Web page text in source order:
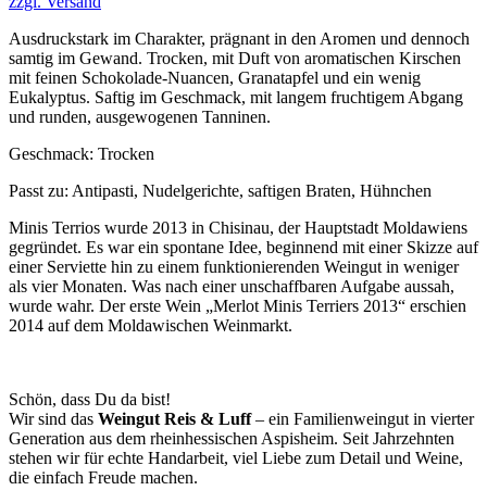
Ausdruckstark im Charakter, prägnant in den Aromen und dennoch
samtig im Gewand. Trocken, mit Duft von aromatischen Kirschen
mit feinen Schokolade-Nuancen, Granatapfel und ein wenig
Eukalyptus. Saftig im Geschmack, mit langem fruchtigem Abgang
und runden, ausgewogenen Tanninen.
Geschmack: Trocken
Passt zu: Antipasti, Nudelgerichte, saftigen Braten, Hühnchen
Minis Terrios wurde 2013 in Chisinau, der Hauptstadt Moldawiens
gegründet. Es war ein spontane Idee, beginnend mit einer Skizze auf
einer Serviette hin zu einem funktionierenden Weingut in weniger
als vier Monaten. Was nach einer unschaffbaren Aufgabe aussah,
wurde wahr. Der erste Wein „Merlot Minis Terriers 2013“ erschien
2014 auf dem Moldawischen Weinmarkt.
Schön, dass Du da bist!
Wir sind das Weingut Reis & Luff– ein Familienweingut in vierter
Generation aus dem rheinhessischen Aspisheim. Seit Jahrzehnten
stehen wir für echte Handarbeit, viel Liebe zum Detail und Weine,
die einfach Freude machen.